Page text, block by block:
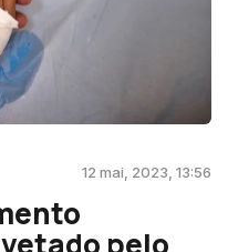
12 mai, 2023, 13:56